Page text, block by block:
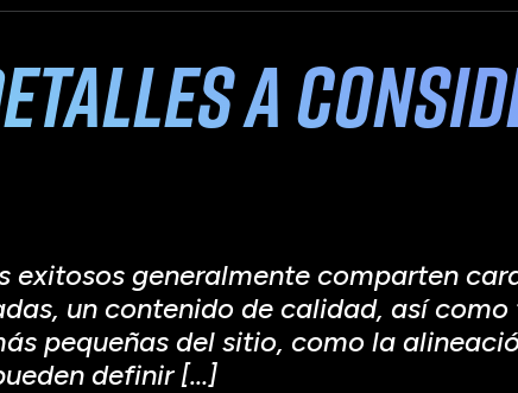
a
exitosos generalmente comparten
un contenido de calidad, así
pequeñas del sitio, como la
definir […]